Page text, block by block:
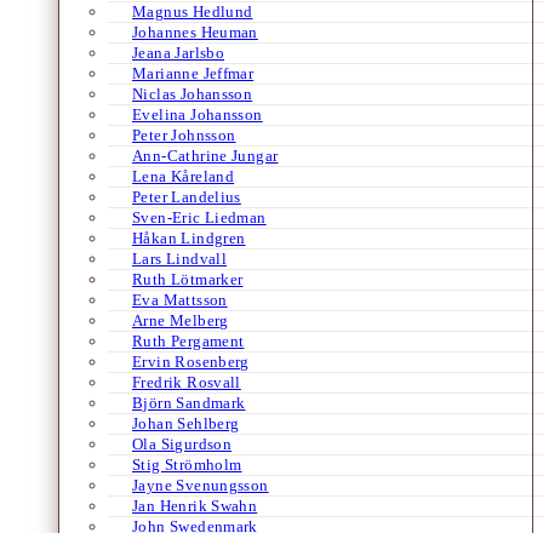
Magnus Hedlund
Johannes Heuman
Jeana Jarlsbo
Marianne Jeffmar
Niclas Johansson
Evelina Johansson
Peter Johnsson
Ann-Cathrine Jungar
Lena Kåreland
Peter Landelius
Sven-Eric Liedman
Håkan Lindgren
Lars Lindvall
Ruth Lötmarker
Eva Mattsson
Arne Melberg
Ruth Pergament
Ervin Rosenberg
Fredrik Rosvall
Björn Sandmark
Johan Sehlberg
Ola Sigurdson
Stig Strömholm
Jayne Svenungsson
Jan Henrik Swahn
John Swedenmark